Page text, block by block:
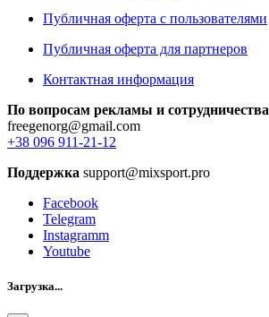
Публичная оферта с пользователями
Публичная оферта для партнеров
Контактная информация
По вопросам рекламы и сотрудничества
freegenorg@gmail.com
+38 096 911-21-12
Поддержка support@mixsport.pro
Facebook
Telegram
Instagramm
Youtube
Загрузка...